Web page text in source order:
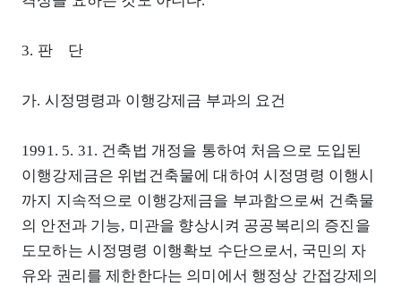
3. 판 단
가. 시정명령과 이행강제금 부과의 요건
1991. 5. 31. 건축법 개정을 통하여 처음으로 도입된
이행강제금은 위법건축물에 대하여 시정명령 이행시
까지 지속적으로 이행강제금을 부과함으로써 건축물
의 안전과 기능, 미관을 향상시켜 공공복리의 증진을
도모하는 시정명령 이행확보 수단으로서, 국민의 자
유와 권리를 제한한다는 의미에서 행정상 간접강제의